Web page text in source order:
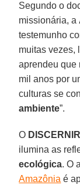
Segundo o
missionária, a
testemunho
muitas vezes,
aprendeu que
mil anos por
culturas se
ambiente”.
O DISCERNIR
ilumina as
ecológica. O
Amazônia é